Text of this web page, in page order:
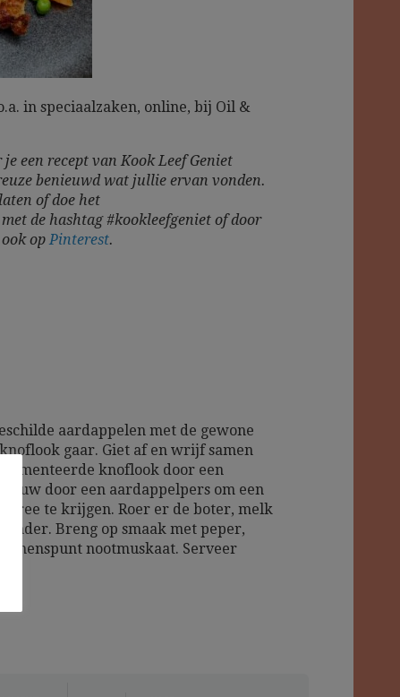
in speciaalzaken, online, bij Oil &
een recept van KookLeef Geniet
benieuwd wat jullie ervan vonden.
of doe het
met de hashtag #kookleefgeniet of door
op Pinterest.
aardappelen met de gewone
gaar. Giet af en wrijf samen
knoflook door een
duw door een aardappelpers om een
te krijgen. Roer er de boter, melk
onder. Breng op smaak met peper,
menspunt nootmuskaat. Serveer